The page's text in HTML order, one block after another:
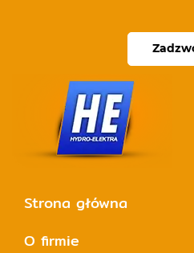
Strona główna
O firmie